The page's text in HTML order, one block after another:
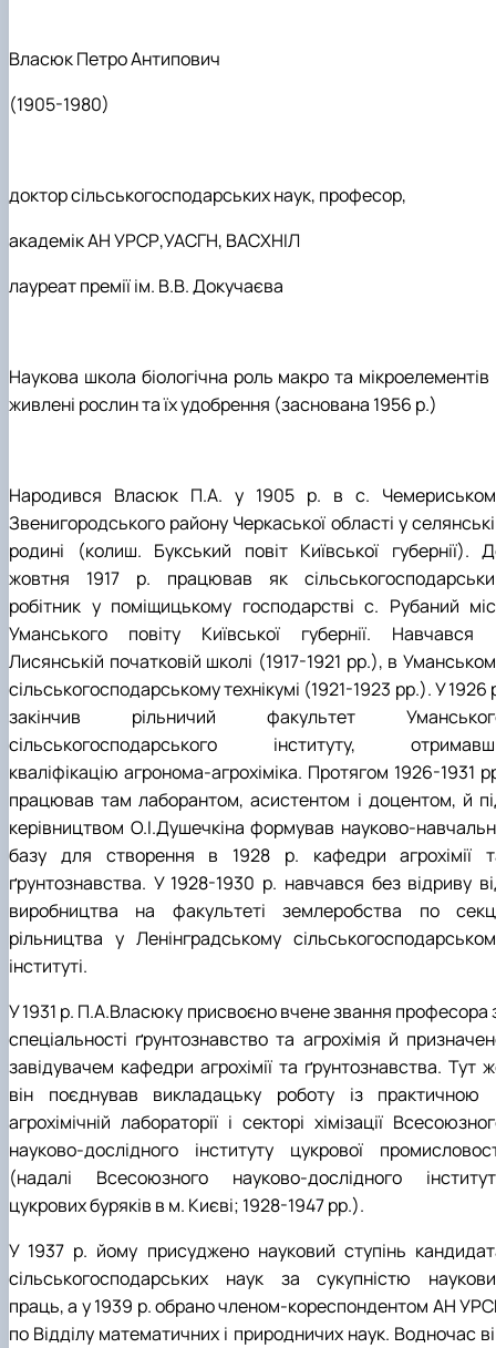
Власюк Петро Антипович
(1905-1980)
доктор сільськогосподарських наук, професор,
академік АН УРСР,УАСГН, ВАСХНІЛ
лауреат премії ім. В.В. Докучаєва
Наукова школа біологічна роль макро та мікроелементів
живлені рослин та їх удобрення (заснована 1956 р.)
Народився Власюк П.А. у 1905 р. в с.
Звенигородського району Черкаської області у
родині (колиш. Букський повіт Київської губернії).
жовтня 1917 р. працював як
робітник у поміщицькому господарстві с. Рубаний
Уманського повіту Київської губернії. Навчався
Лисянській початковій школі (1917-1921 рр.), в
сільськогосподарському технікумі (1921-1923 рр.). У 1926
закінчив рільничий факультет
сільськогосподарського інституту,
кваліфікацію агронома-агрохіміка. Протягом 1926-1931
працював там лаборантом, асистентом і доцентом, й
керівництвом О.І.Душечкіна формував науково-
базу для створення в 1928 р. кафедри агрохімії
ґрунтознавства. У 1928-1930 р. навчався без відриву
виробництва на факультеті землеробства по
рільництва у Ленінградському
інституті.
У 1931 р. П.А.Власюку присвоєно вчене звання професора
спеціальності ґрунтознавство та агрохімія й
завідувачем кафедри агрохімії та ґрунтознавства. Тут
він поєднував викладацьку роботу із практичною
агрохімічній лабораторії і секторі хімізації
науково-дослідного інституту цукрової
(надалі Всесоюзного науково-дослідного
цукрових буряків в м. Києві; 1928-1947 рр.).
У 1937 р. йому присуджено науковий ступінь
сільськогосподарських наук за сукупністю
праць, а у 1939 р. обрано членом-кореспондентом АН
по Відділу математичних і природничих наук. Водночас